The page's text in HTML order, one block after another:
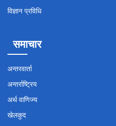
विज्ञान प्रविधि
समाचार
अन्तरवार्ता
अन्तर्राष्ट्रिय
अर्थ वाणिज्य
खेलकुद